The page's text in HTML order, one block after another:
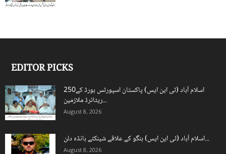
EDITOR PICKS
اسلام آباد (ٹی این ایس) پاکستان اسپورٹس بورڈ کے250
ریٹائرڈ ملازمین...
August 8, 2026
اسلام آباد (ٹی این ایس) ہنگو کے علاقے شینکئے بانڈہ دلن...
August 8, 2026